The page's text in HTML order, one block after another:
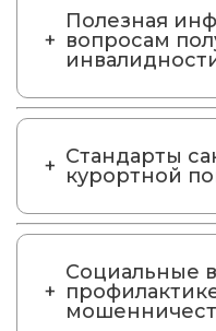
Полезная
вопросам
Стандарты
курортной
Социальные